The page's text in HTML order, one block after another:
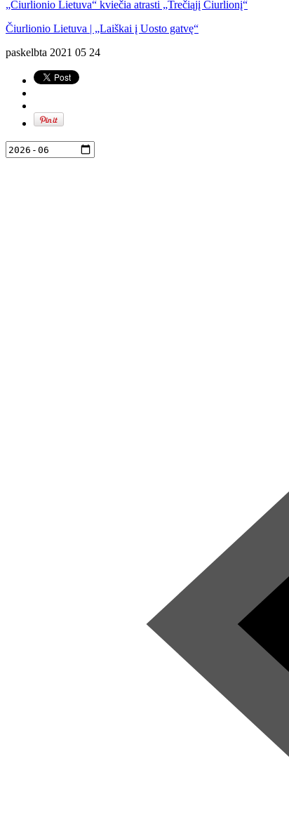
„Čiurlionio Lietuva“ kviečia atrasti „Trečiąjį Čiurlionį“
Čiurlionio Lietuva | „Laiškai į Uosto gatvę“
paskelbta 2021 05 24